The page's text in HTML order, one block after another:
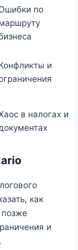
по
и
в налогах и
как
и